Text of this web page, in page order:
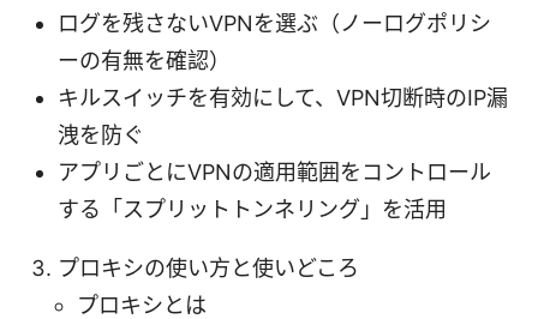
ログを残さないVPNを選ぶ（ノーログポリシ
ーの有無を確認）
キルスイッチを有効にして、VPN切断時のIP漏
洩を防ぐ
アプリごとにVPNの適用範囲をコントロール
する「スプリットトンネリング」を活用
プロキシの使い方と使いどころ
プロキシとは